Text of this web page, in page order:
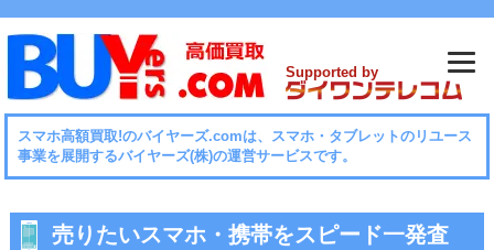
Supported by
スマホ⾼額買取!のバイヤーズ.comは、スマホ・タブレットのリユース
事業を展開するバイヤーズ(株)の運営サービスです。
売りたいスマホ・携帯をスピード一発査